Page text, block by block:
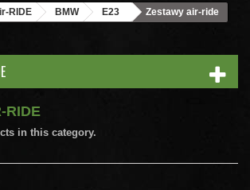
RIDE BMW E23 Zestawy air-ride
RIDE
in this category.